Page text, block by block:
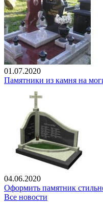
01.07.2020
Памятники из камня на
04.06.2020
Оформить памятник
Все новости